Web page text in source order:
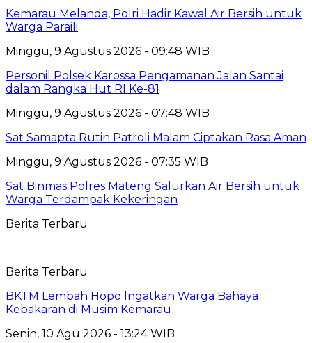
Kemarau Melanda, Polri Hadir Kawal Air Bersih untuk
Warga Paraili
Minggu, 9 Agustus 2026 - 09:48 WIB
Personil Polsek Karossa Pengamanan Jalan Santai
dalam Rangka Hut RI Ke-81
Minggu, 9 Agustus 2026 - 07:48 WIB
Sat Samapta Rutin Patroli Malam Ciptakan Rasa Aman
Minggu, 9 Agustus 2026 - 07:35 WIB
Sat Binmas Polres Mateng Salurkan Air Bersih untuk
Warga Terdampak Kekeringan
Berita Terbaru
Berita Terbaru
BKTM Lembah Hopo lngatkan Warga Bahaya
Kebakaran di Musim Kemarau
Senin, 10 Agu 2026 - 13:24 WIB